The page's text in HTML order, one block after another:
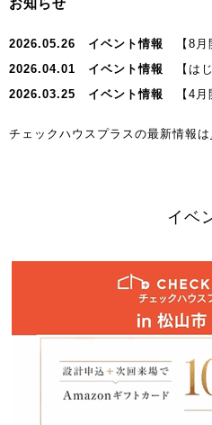
お知らせ
2026.05.26 イベント情報
【8月
2026.04.01 イベント情報
【はじめ
2026.03.25 イベント情報 【4月
チェックハウスプラスの最新情報は
イベ